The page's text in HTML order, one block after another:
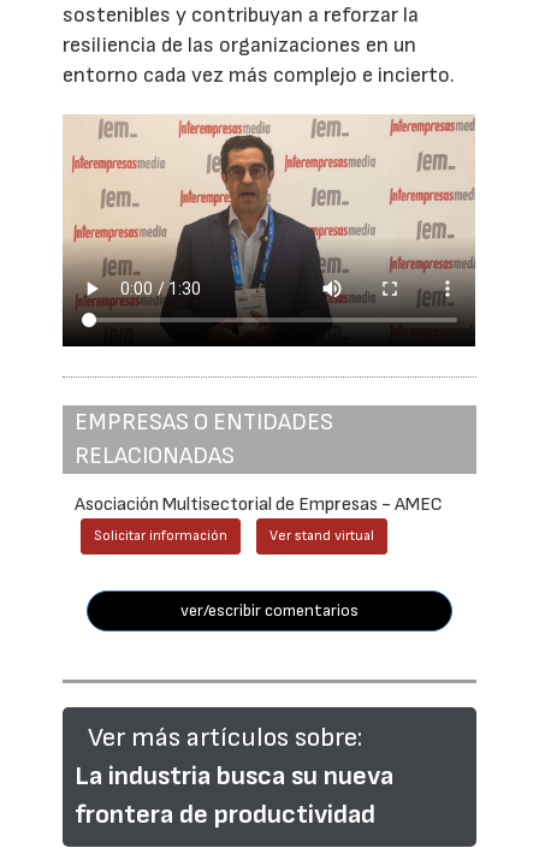
sostenibles y contribuyan a reforzar la
resiliencia de las organizaciones en un
entorno cada vez más complejo e incierto.
EMPRESAS O ENTIDADES
RELACIONADAS
Asociación Multisectorial de Empresas - AMEC
Solicitar información Ver stand virtual
ver/escribir comentarios
Ver más artículos sobre:
La industria busca su nueva
frontera de productividad